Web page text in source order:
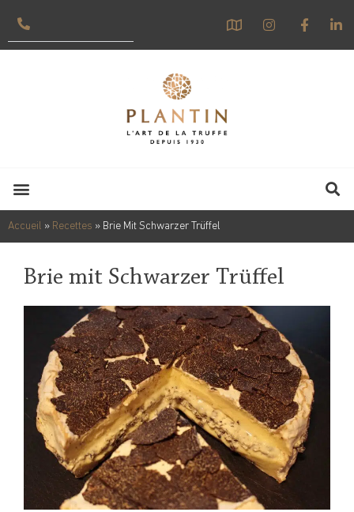
Accueil » Recettes » Brie Mit Schwarzer Trüffel
Brie mit Schwarzer Trüffel